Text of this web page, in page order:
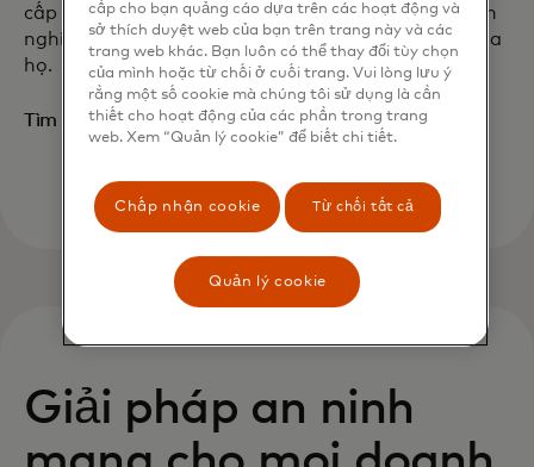
cấp Chương trình an toàn mạng để giúp các doanh
nghiệp nhỏ và vừa bảo vệ tốt hơn không gian số của
họ.
Tìm hiểu thêmopens in a new tab
Giải pháp an ninh
cấp cho bạn quảng cáo dựa trên các hoạt động và
sở thích duyệt web của bạn trên trang này và các
trang web khác. Bạn luôn có thể thay đổi tùy chọn
của mình hoặc từ chối ở cuối trang. Vui lòng lưu ý
rằng một số cookie mà chúng tôi sử dụng là cần
thiết cho hoạt động của các phần trong trang
web. Xem “Quản lý cookie” để biết chi tiết.
Chấp nhận cookie Từ chối tất cả
Quản lý cookie